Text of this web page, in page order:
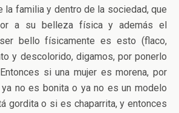
la familia y dentro de la sociedad, que
a su belleza física y además el
bello físicamente es esto (flaco,
y descolorido, digamos, por ponerlo
si una mujer es morena, por
no es bonita o ya no es un modelo
gordita o si es chaparrita, y entonces